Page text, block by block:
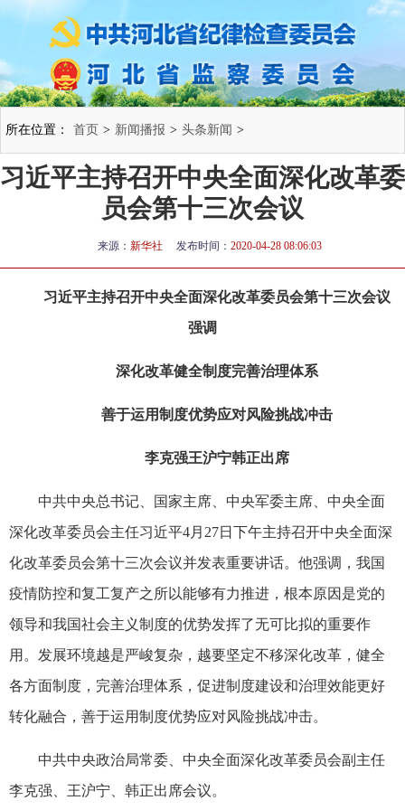
所在位置： 首页 > 新闻播报 > 头条新闻 >
习近平主持召开中央全面深化改革委
员会第十三次会议
来源： 新华社 发布时间： 2020-04-28 08:06:03
习近平主持召开中央全面深化改革委员会第十三次会议
强调
深化改革健全制度完善治理体系
善于运用制度优势应对风险挑战冲击
李克强王沪宁韩正出席
中共中央总书记、国家主席、中央军委主席、中央全面
深化改革委员会主任习近平4月27日下午主持召开中央全面深
化改革委员会第十三次会议并发表重要讲话。他强调，我国
疫情防控和复工复产之所以能够有力推进，根本原因是党的
领导和我国社会主义制度的优势发挥了无可比拟的重要作
用。发展环境越是严峻复杂，越要坚定不移深化改革，健全
各方面制度，完善治理体系，促进制度建设和治理效能更好
转化融合，善于运用制度优势应对风险挑战冲击。
中共中央政治局常委、中央全面深化改革委员会副主任
李克强、王沪宁、韩正出席会议。